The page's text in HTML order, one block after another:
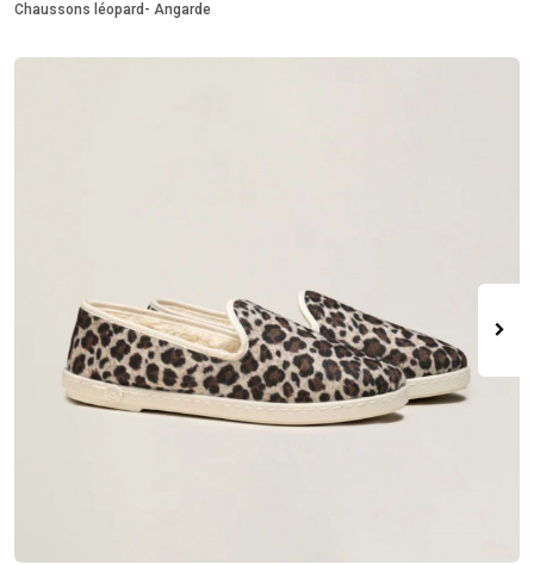
Chaussons léopard- Angarde